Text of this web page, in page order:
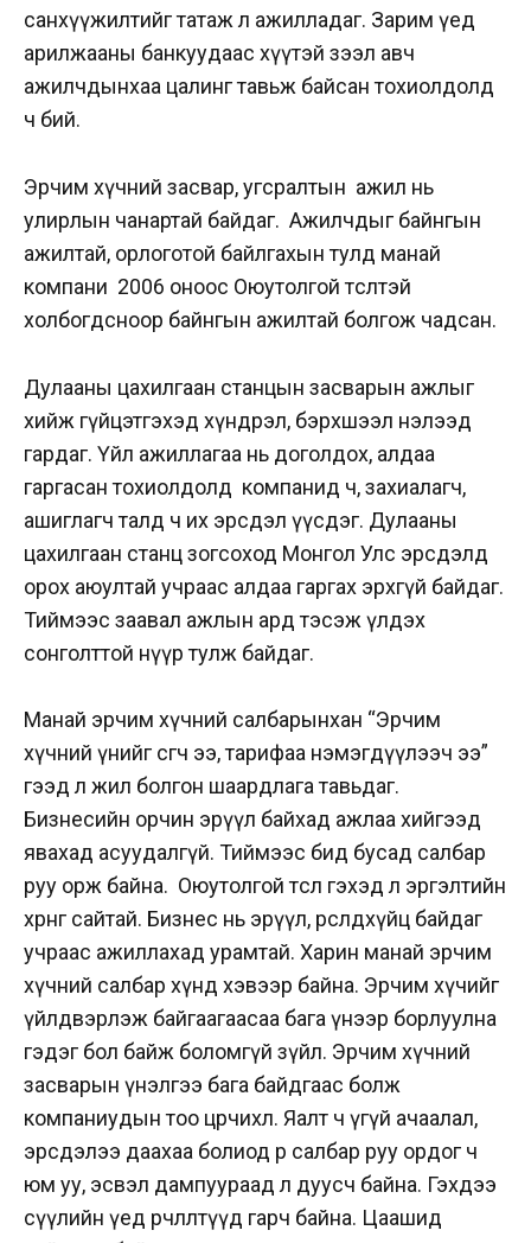
санхүүжилтийг татаж л ажилладаг. Зарим үед
арилжааны банкуудаас хүүтэй зээл авч
ажилчдынхаа цалинг тавьж байсан тохиолдолд
ч бий.
Эрчим хүчний засвар, угсралтын ажил нь
улирлын чанартай байдаг. Ажилчдыг байнгын
ажилтай, орлоготой байлгахын тулд манай
компани 2006 оноос Оюутолгой төсөлтэй
холбогдсноор байнгын ажилтай болгож чадсан.
Дулааны цахилгаан станцын засварын ажлыг
хийж гүйцэтгэхэд хүндрэл, бэрхшээл нэлээд
гардаг. Үйл ажиллагаа нь доголдох, алдаа
гаргасан тохиолдолд компанид ч, захиалагч,
ашиглагч талд ч их эрсдэл үүсдэг. Дулааны
цахилгаан станц зогсоход Монгол Улс эрсдэлд
орох аюултай учраас алдаа гаргах эрхгүй байдаг.
Тиймээс заавал ажлын ард тэсэж үлдэх
сонголттой нүүр тулж байдаг.
Манай эрчим хүчний салбарынхан “Эрчим
хүчний үнийг өсгөөч ээ, тарифаа нэмэгдүүлээч ээ”
гээд л жил болгон шаардлага тавьдаг.
Бизнесийн орчин эрүүл байхад ажлаа хийгээд
явахад асуудалгүй. Тиймээс бид бусад салбар
руу орж байна. Оюутолгой төсөл гэхэд л эргэлтийн
хөрөнгө сайтай. Бизнес нь эрүүл, өрсөлдөхүйц байдаг
учраас ажиллахад урамтай. Харин манай эрчим
хүчний салбар хүнд хэвээр байна. Эрчим хүчийг
үйлдвэрлэж байгаагаасаа бага үнээр борлуулна
гэдэг бол байж боломгүй зүйл. Эрчим хүчний
засварын үнэлгээ бага байдгаас болж
компаниудын тоо цөөрчихлөө. Яалт ч үгүй ачаалал,
эрсдэлээ даахаа болиод өөр салбар руу ордог ч
юм уу, эсвэл дампуураад л дуусч байна. Гэхдээ
сүүлийн үед өөрчлөлтүүд гарч байна. Цаашид